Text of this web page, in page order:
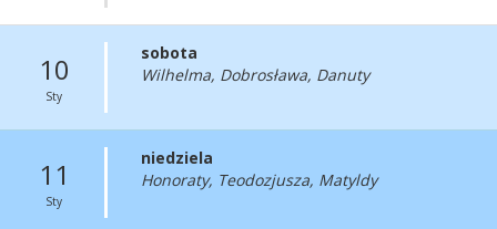
10
Sty
sobota
Wilhelma, Dobrosława, Danuty
11
Sty
niedziela
Honoraty, Teodozjusza, Matyldy